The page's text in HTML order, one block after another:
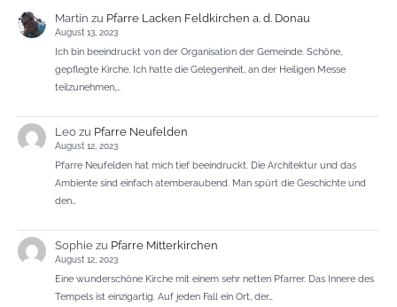
Martin zu Pfarre Lacken Feldkirchen a. d. Donau
August 13, 2023
Ich bin beeindruckt von der Organisation der Gemeinde. Schöne,
gepflegte Kirche. Ich hatte die Gelegenheit, an der Heiligen Messe
teilzunehmen,…
Leozu Pfarre Neufelden
August 12, 2023
Pfarre Neufelden hat mich tief beeindruckt. Die Architektur und das
Ambiente sind einfach atemberaubend. Man spürt die Geschichte und
den…
Sophiezu Pfarre Mitterkirchen
August 12, 2023
Eine wunderschöne Kirche mit einem sehr netten Pfarrer. Das Innere des
Tempels ist einzigartig. Auf jeden Fall ein Ort, der…